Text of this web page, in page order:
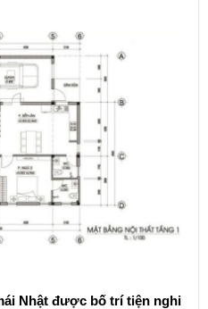
Nhật được bố trí tiện nghi